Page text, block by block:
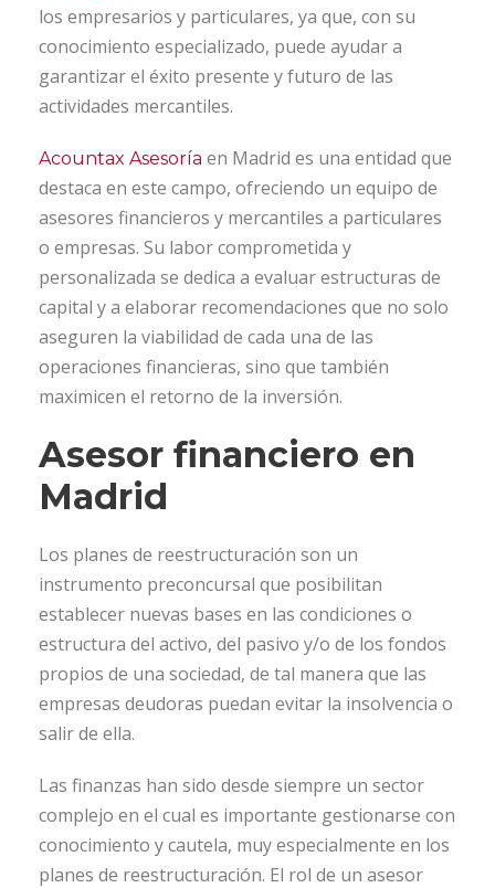
los empresarios y particulares, ya que, con su
conocimiento especializado, puede ayudar a
garantizar el éxito presente y futuro de las
actividades mercantiles.
Acountax Asesoría en Madrid es una entidad que
destaca en este campo, ofreciendo un equipo de
asesores financieros y mercantiles a particulares
o empresas. Su labor comprometida y
personalizada se dedica a evaluar estructuras de
capital y a elaborar recomendaciones que no solo
aseguren la viabilidad de cada una de las
operaciones financieras, sino que también
maximicen el retorno de la inversión.
Asesor financiero en
Madrid
Los planes de reestructuración son un
instrumento preconcursal que posibilitan
establecer nuevas bases en las condiciones o
estructura del activo, del pasivo y/o de los fondos
propios de una sociedad, de tal manera que las
empresas deudoras puedan evitar la insolvencia o
salir de ella.
Las finanzas han sido desde siempre un sector
complejo en el cual es importante gestionarse con
conocimiento y cautela, muy especialmente en los
planes de reestructuración. El rol de un asesor